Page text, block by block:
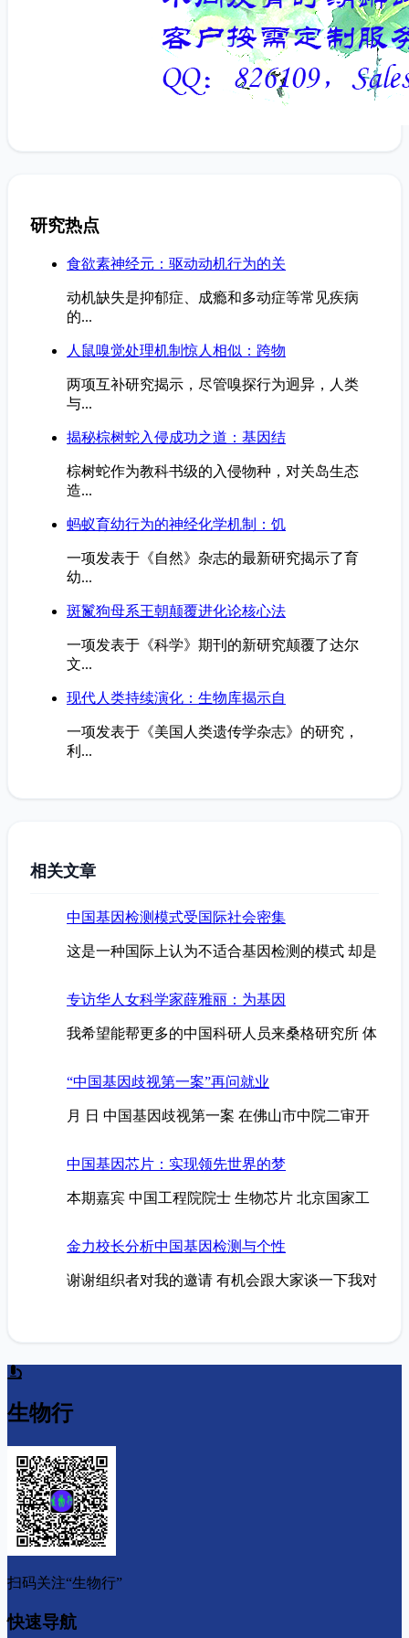
研究热点
食欲素神经元：驱动动机行为的关
动机缺失是抑郁症、成瘾和多动症等常见疾病
的...
人鼠嗅觉处理机制惊人相似：跨物
两项互补研究揭示，尽管嗅探行为迥异，人类
与...
揭秘棕树蛇入侵成功之道：基因结
棕树蛇作为教科书级的入侵物种，对关岛生态
造...
蚂蚁育幼行为的神经化学机制：饥
一项发表于《自然》杂志的最新研究揭示了育
幼...
斑鬣狗母系王朝颠覆进化论核心法
一项发表于《科学》期刊的新研究颠覆了达尔
文...
现代人类持续演化：生物库揭示自
一项发表于《美国人类遗传学杂志》的研究，
利...
相关文章
中国基因检测模式受国际社会密集
这是一种国际上认为不适合基因检测的模式 却是
专访华人女科学家薛雅丽：为基因
我希望能帮更多的中国科研人员来桑格研究所 体
“中国基因歧视第一案”再问就业
月 日 中国基因歧视第一案 在佛山市中院二审开
中国基因芯片：实现领先世界的梦
本期嘉宾 中国工程院院士 生物芯片 北京国家工
金力校长分析中国基因检测与个性
谢谢组织者对我的邀请 有机会跟大家谈一下我对
生物行
扫码关注“生物行”
快速导航